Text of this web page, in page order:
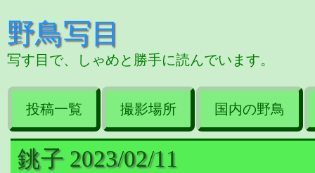
野鳥写目
写す目で、しゃめと勝手に読んでいます。
投稿一覧 撮影場所 国内の野鳥
銚子 2023/02/11